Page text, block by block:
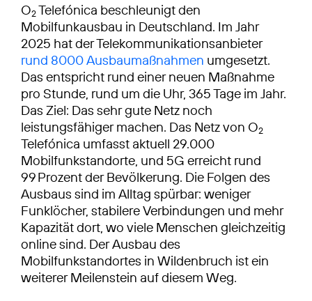
O2Telefónica beschleunigt den
Mobilfunkausbau in Deutschland. Im Jahr
2025 hat der Telekommunikationsanbieter
rund 8000 Ausbaumaßnahmen umgesetzt.
Das entspricht rund einer neuen Maßnahme
pro Stunde, rund um die Uhr, 365 Tage im Jahr.
Das Ziel: Das sehr gute Netz noch
leistungsfähiger machen. Das Netz von O2
Telefónica umfasst aktuell 29.000
Mobilfunkstandorte, und 5G erreicht rund
99 Prozent der Bevölkerung. Die Folgen des
Ausbaus sind im Alltag spürbar: weniger
Funklöcher, stabilere Verbindungen und mehr
Kapazität dort, wo viele Menschen gleichzeitig
online sind. Der Ausbau des
Mobilfunkstandortes in Wildenbruch ist ein
weiterer Meilenstein auf diesem Weg.